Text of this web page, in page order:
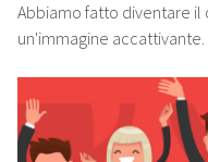
Abbiamo fatto diventare
un'immagine accattivante.